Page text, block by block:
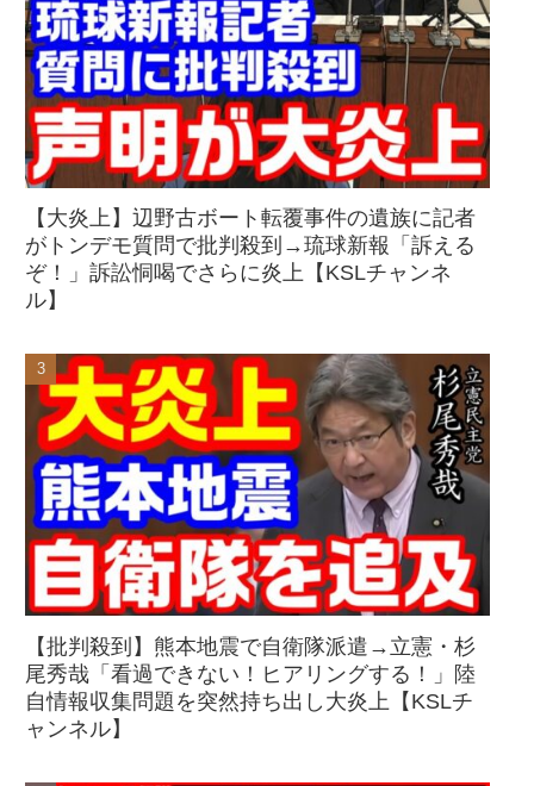
【大炎上】辺野古ボート転覆事件の遺族に記者
がトンデモ質問で批判殺到→琉球新報「訴える
ぞ！」訴訟恫喝でさらに炎上【KSLチャンネ
ル】
【批判殺到】熊本地震で自衛隊派遣→立憲・杉
尾秀哉「看過できない！ヒアリングする！」陸
自情報収集問題を突然持ち出し大炎上【KSLチ
ャンネル】